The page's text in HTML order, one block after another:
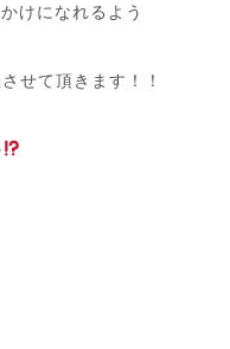
けになれるよう
せて頂きます！！